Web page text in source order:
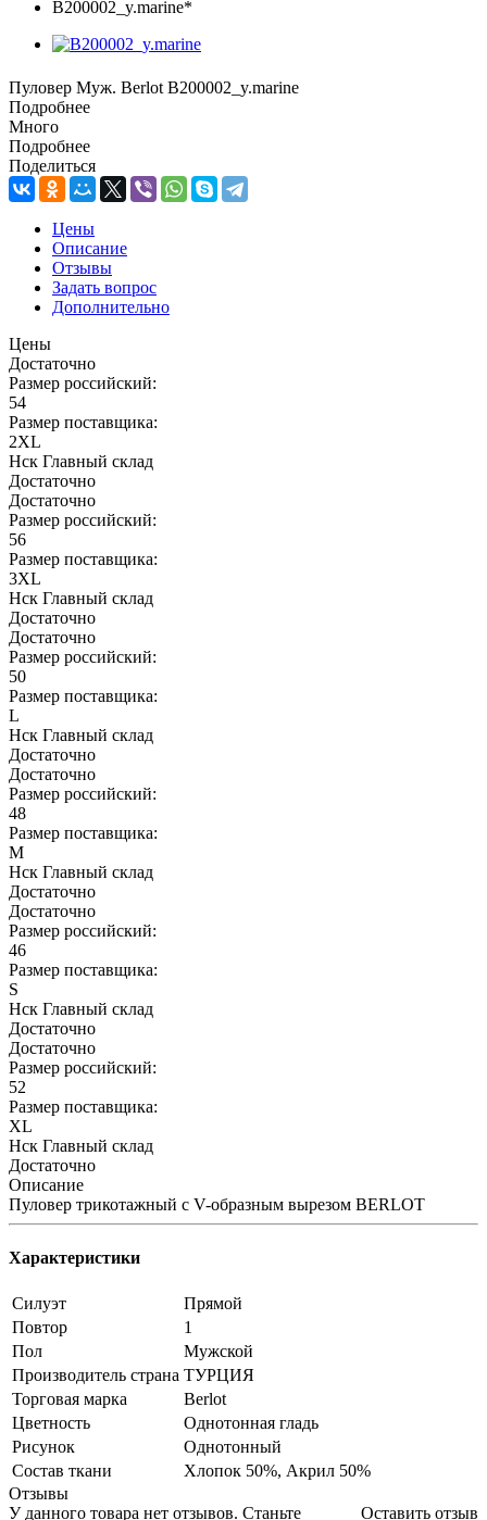
Пуловер Муж. Berlot B200002_y.marine
Подробнее
Много
Подробнее
Поделиться
Цены
Описание
Отзывы
Задать вопрос
Дополнительно
Цены
Достаточно
Размер российский:
54
Размер поставщика:
2XL
Нск Главный склад
Достаточно
Достаточно
Размер российский:
56
Размер поставщика:
3XL
Нск Главный склад
Достаточно
Достаточно
Размер российский:
50
Размер поставщика:
L
Нск Главный склад
Достаточно
Достаточно
Размер российский:
48
Размер поставщика:
M
Нск Главный склад
Достаточно
Достаточно
Размер российский:
46
Размер поставщика:
S
Нск Главный склад
Достаточно
Достаточно
Размер российский:
52
Размер поставщика:
XL
Нск Главный склад
Достаточно
Описание
Пуловер трикотажный с V-образным вырезом BERLOT
Характеристики
Силуэт
Прямой
Повтор
1
Пол
Мужской
Производитель страна ТУРЦИЯ
Торговая марка
Berlot
Цветность
Однотонная гладь
Рисунок
Однотонный
Состав ткани
Хлопок 50%, Акрил 50%
Отзывы
Оставить отзыв
У данного товара нет отзывов. Станьте